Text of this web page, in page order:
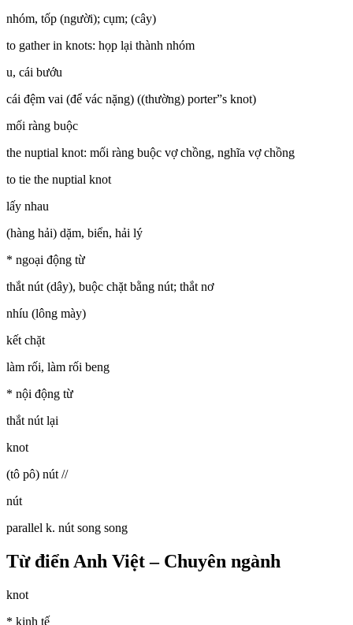
nhóm, tốp (người); cụm; (cây)
to gather in knots: họp lại thành nhóm
u, cái bướu
cái đệm vai (để vác nặng) ((thường) porter”s knot)
mối ràng buộc
the nuptial knot: mối ràng buộc vợ chồng, nghĩa vợ chồng
to tie the nuptial knot
lấy nhau
(hàng hải) dặm, biển, hải lý
* ngoại động từ
thắt nút (dây), buộc chặt bằng nút; thắt nơ
nhíu (lông mày)
kết chặt
làm rối, làm rối beng
* nội động từ
thắt nút lại
knot
(tô pô) nút //
nút
parallel k. nút song song
Từ điển Anh Việt – Chuyên ngành
knot
* kinh tế